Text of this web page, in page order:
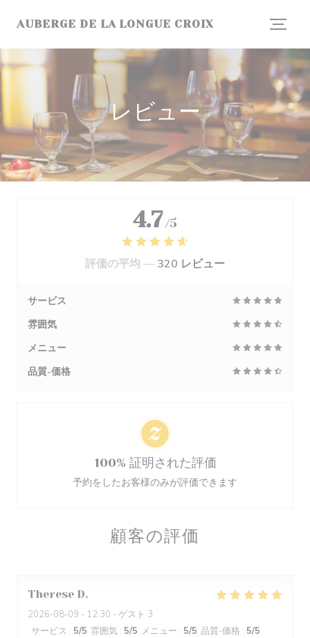
AUBERGE DE LA LONGUE CROIX
レビュー
顧客の評価
Therese D
2026-08-09 - 12:30 - ゲスト 3
サービス : 5/5 雰囲気 : 5/5 メニュー : 5/5 品質-価格 : 5/5
4.7 /5
評価の平均 — 320 レビュー
サービス
雰囲気
メニュー
品質-価格
100% 証明された評価
予約をしたお客様のみが評価できます